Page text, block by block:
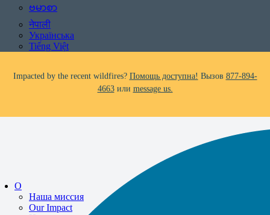
ဗမာစာ
नेपाली
Українська
Tiếng Việt
Impacted by the recent wildfires?
Facing foreclosure?Помощь доступна!Вызов877-894-4663или
message us.
Be aware of scams: WHRC does not make unsolicited phone calls and will
If you receive a suspicious call claiming to be from WHRC, please contact
877-894-4663.
Impacted by the recent wildfires?Помощь доступна!
4663или
О
Наша миссия
Our Impact